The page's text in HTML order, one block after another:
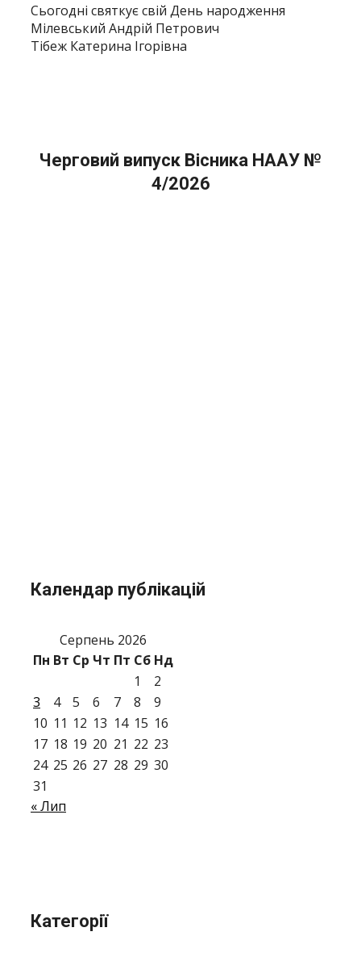
Сьогодні святкує свій День народження
Мілевський Андрій Петрович
Тібеж Катерина Ігорівна
Черговий випуск Вісника НААУ №
4/2026
Календар публікацій
Серпень 2026
Пн Вт Ср Чт Пт Сб Нд
1
2
3
4 5 6 7 8
9
10 11 12 13 14 15 16
17 18 19 20 21 22 23
24 25 26 27 28 29 30
31
« Лип
Категорії